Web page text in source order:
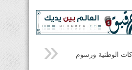
الوطنية ورسوم